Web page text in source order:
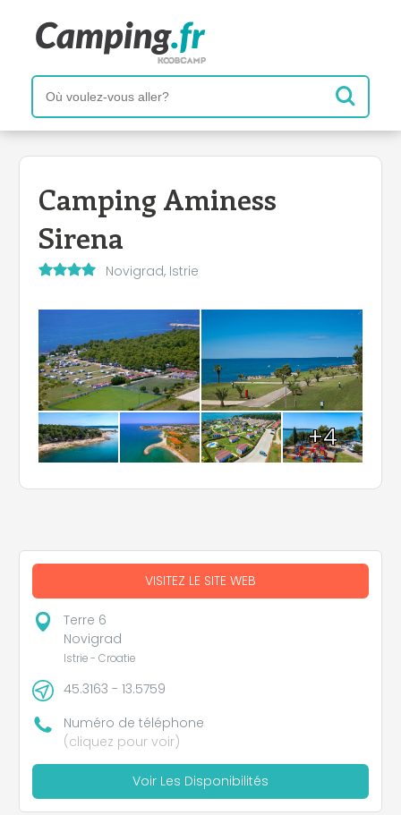
Camping Aminess
Sirena
Novigrad, Istrie
+4
VISITEZ LE SITE WEB
Terre 6
Novigrad
Istrie - Croatie
45.3163 - 13.5759
Numéro de téléphone
(cliquez pour voir)
Voir Les Disponibilités